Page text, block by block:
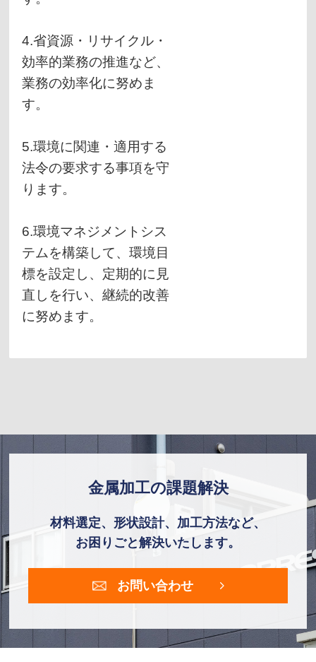
4.省資源・リサイクル・
効率的業務の推進など、
業務の効率化に努めま
す。
5.環境に関連・適用する
法令の要求する事項を守
ります。
6.環境マネジメントシス
テムを構築して、環境目
標を設定し、定期的に見
直しを行い、継続的改善
に努めます。
金属加工の課題解決
材料選定、形状設計、加工方法など、
お困りごと解決いたします。
お問い合わせ